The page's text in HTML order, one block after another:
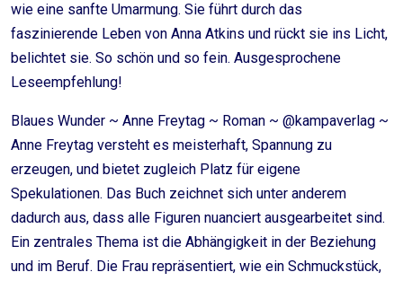
wie eine sanfte Umarmung. Sie führt durch das
faszinierende Leben von Anna Atkins und rückt sie ins Licht,
belichtet sie. So schön und so fein. Ausgesprochene
Leseempfehlung!
Blaues Wunder ~ Anne Freytag ~ Roman ~ @kampaverlag ~
Anne Freytag versteht es meisterhaft, Spannung zu
erzeugen, und bietet zugleich Platz für eigene
Spekulationen. Das Buch zeichnet sich unter anderem
dadurch aus, dass alle Figuren nuanciert ausgearbeitet sind.
Ein zentrales Thema ist die Abhängigkeit in der Beziehung
und im Beruf. Die Frau repräsentiert, wie ein Schmuckstück,